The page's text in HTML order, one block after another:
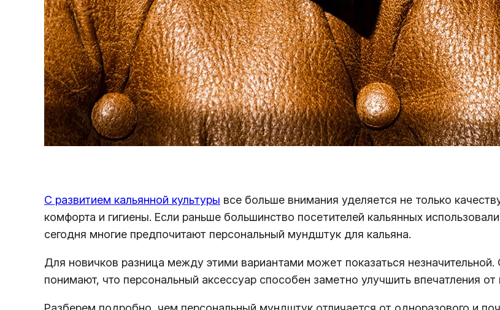
С развитием кальянной культуры все больше внимания уделяется не только
комфорта и гигиены. Если раньше большинство посетителей кальянных
сегодня многие предпочитают персональный мундштук для кальяна.
Для новичков разница между этими вариантами может показаться
понимают, что персональный аксессуар способен заметно улучшить впечатления